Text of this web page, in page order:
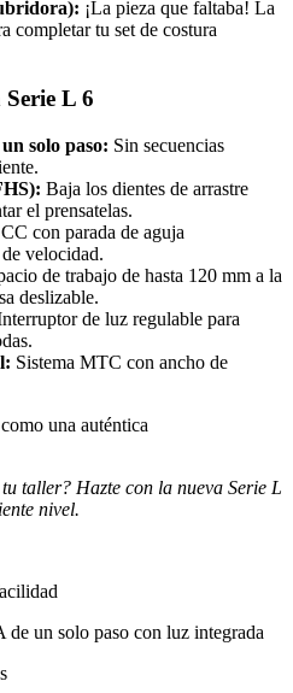
¡La pieza que faltaba! La
completar tu set de costura
Serie L 6
solo paso: Sin secuencias
Baja los dientes de arrastre
el prensatelas.
con parada de aguja
velocidad.
de trabajo de hasta 120 mm a la
deslizable.
de luz regulable para
Sistema MTC con ancho de
una auténtica
taller? Hazte con la nueva Serie L
nivel.
un solo paso con luz integrada